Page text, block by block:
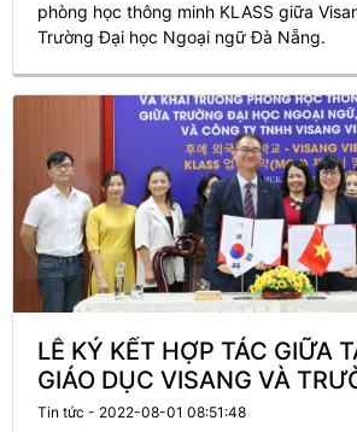
phòng học thông minh KLASS giữa
Trường Đại học Ngoại ngữ Đà Nẵng.
LỄ KÝ KẾT HỢP TÁC GIỮA
GIÁO DỤC VISANG VÀ
HỌC NGOẠI NGỮ, ĐẠI HỌC
Tin tức - 2022-08-01 08:51:48